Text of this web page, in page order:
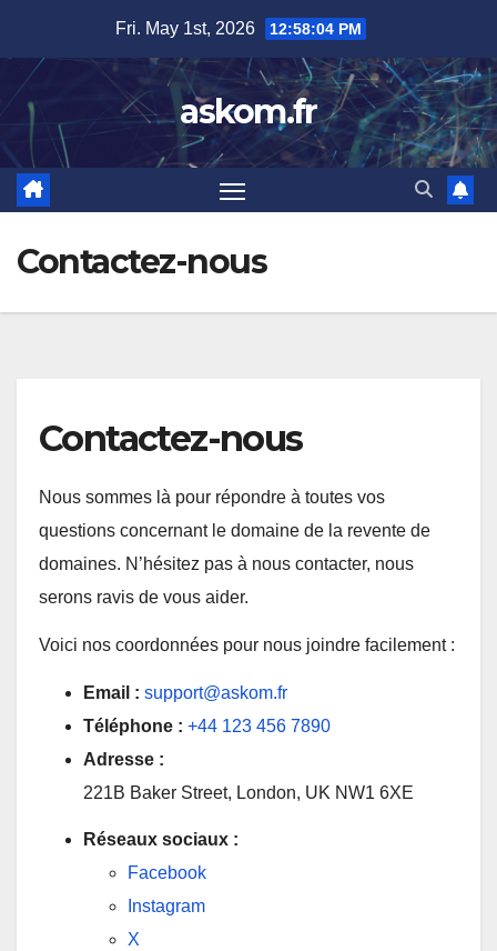
content
Fri. May 1st, 2026 12:58:05 PM
askom.fr
Contactez-nous
Contactez-nous
Nous sommes là pour répondre à toutes vos
questions concernant le domaine de la revente de
domaines. N’hésitez pas à nous contacter, nous
serons ravis de vous aider.
Voici nos coordonnées pour nous joindre facilement :
Email : support@askom.fr
Téléphone : +44 123 456 7890
Adresse :
221B Baker Street, London, UK NW1 6XE
Réseaux sociaux :
Facebook
Instagram
X